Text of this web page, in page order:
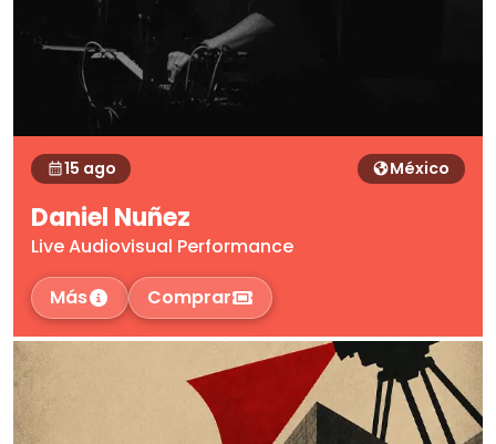
15 ago México
Daniel Nuñez
Live Audiovisual Performance
Más
Comprar